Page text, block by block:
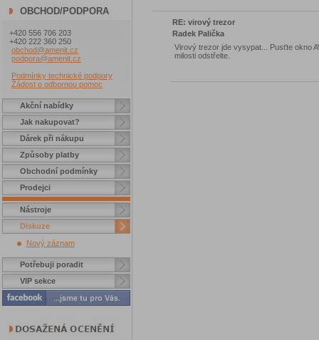
OBCHOD/PODPORA
+420 556 706 203
+420 222 360 250
obchod@amenit.cz
podpora@amenit.cz
Podmínky technické podpory
Žádost o odbornou pomoc
Akční nabídky
Jak nakupovat?
Dárek při nákupu
Způsoby platby
Obchodní podmínky
Prodejci
Nástroje
Diskuze
Nový záznam
Potřebuji poradit
VIP sekce
RE: virový trezor
Radek Palička
Virový trezor jde vysypat... Pusťte okno
milosti odstřelte.